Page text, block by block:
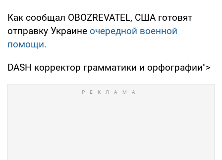
Как сообщал OBOZREVATEL, США готовят
отправку Украине очередной военной
помощи.
DASH корректор грамматики и орфографии">